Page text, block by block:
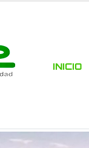
INICIO